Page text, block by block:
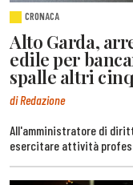
CRONACA
Alto Garda,
edile per
spalle altri
di Redazione
All'amministratore di
esercitare attività